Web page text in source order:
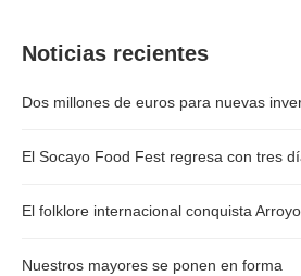
Noticias recientes
Dos millones de euros para nuevas
El Socayo Food Fest regresa con tres
El folklore internacional conquista Arroyo
Nuestros mayores se ponen en forma